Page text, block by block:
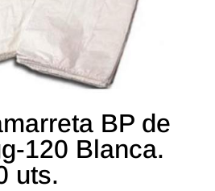
BP de
120 Blanca.
uts.